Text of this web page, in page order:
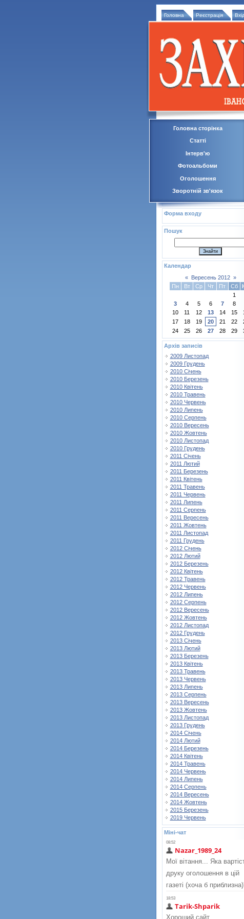
Головна Реєстрація Вхід
Головна сторінка
Статті
Інтерв'ю
Фотоальбоми
Оголошення
Зворотній зв'язок
Форма входу
Пошук
Календар
«
Вересень 2012 »
Пн
Вт Ср Чт Пт Сб
1
3
4 5 6 7 8
10
11 12 13 14 15
17
18 19 20 21 22
24
25 26 27 28 29
Архів записів
2009 Листопад
2009 Грудень
2010 Січень
2010 Березень
2010 Квітень
2010 Травень
2010 Червень
2010 Липень
2010 Серпень
2010 Вересень
2010 Жовтень
2010 Листопад
2010 Грудень
2011 Січень
2011 Лютий
2011 Березень
2011 Квітень
2011 Травень
2011 Червень
2011 Липень
2011 Серпень
2011 Вересень
2011 Жовтень
2011 Листопад
2011 Грудень
2012 Січень
2012 Лютий
2012 Березень
2012 Квітень
2012 Травень
2012 Червень
2012 Липень
2012 Серпень
2012 Вересень
2012 Жовтень
2012 Листопад
2012 Грудень
2013 Січень
2013 Лютий
2013 Березень
2013 Квітень
2013 Травень
2013 Червень
2013 Липень
2013 Серпень
2013 Вересень
2013 Жовтень
2013 Листопад
2013 Грудень
2014 Січень
2014 Лютий
2014 Березень
2014 Квітень
2014 Травень
2014 Червень
2014 Липень
2014 Серпень
2014 Вересень
2014 Жовтень
2015 Березень
2019 Червень
Міні-чат